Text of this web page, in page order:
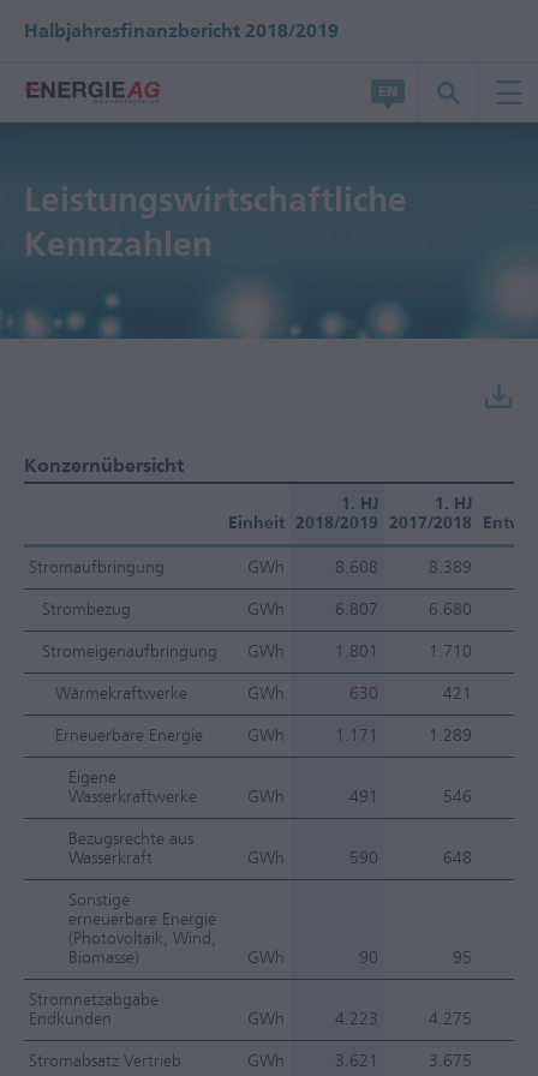
Halbjahresfinanzbericht 2018/2019
Leistungs­wirtschaftliche
Kennzahlen
Konzernübersicht
Einheit
1. HJ
2018/2019
1. HJ
2017/2018
Stromaufbringung GWh 8.608 8.389
Strombezug GWh 6.807 6.680
Stromeigenaufbringung GWh 1.801 1.710
Wärmekraftwerke GWh 630 421
Erneuerbare Energie GWh 1.171 1.289
Eigene
Wasserkraftwerke
GWh 491 546
Bezugsrechte aus
Wasserkraft
GWh 590 648
Sonstige
erneuerbare Energie
(Photovoltaik, Wind,
Biomasse)
GWh 90 95
Stromnetzabgabe
Endkunden
GWh 4.223 4.275
Stromabsatz Vertrieb GWh 3.621 3.675